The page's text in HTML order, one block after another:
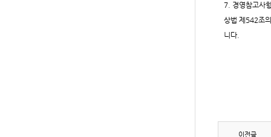
7. 경영참고사
상법 제 542조의
니다
이전글